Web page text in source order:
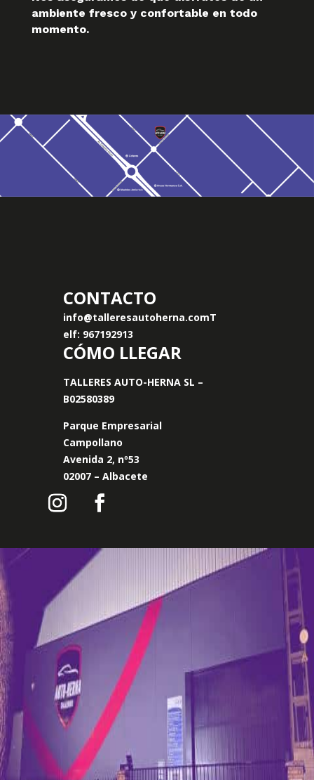
ambiente fresco y confortable en todo
momento.
CONTACTO
info@talleresautoherna.comT
elf: 967192913
CÓMO LLEGAR
TALLERES AUTO-HERNA SL –
B02580389
Parque Empresarial
Campollano
Avenida 2, nº53
02007 – Albacete